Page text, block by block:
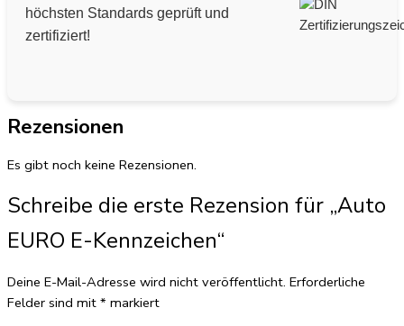
höchsten Standards geprüft und
zertifiziert!
Rezensionen
Es gibt noch keine Rezensionen.
Schreibe die erste Rezension für „Auto
EURO E-Kennzeichen“
Deine E-Mail-Adresse wird nicht veröffentlicht. Erforderliche
Felder sind mit * markiert